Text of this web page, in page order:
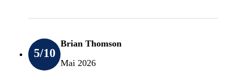
5/10
Brian Thomson
Mai 2026